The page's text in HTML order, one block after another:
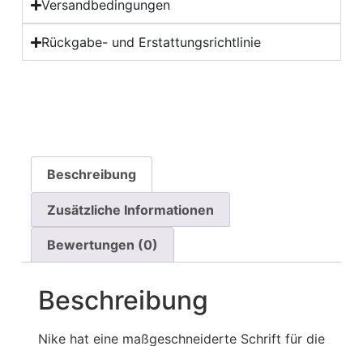
Versandbedingungen
Rückgabe- und Erstattungsrichtlinie
Beschreibung
Zusätzliche Informationen
Bewertungen (0)
Beschreibung
Nike hat eine maßgeschneiderte Schrift für die